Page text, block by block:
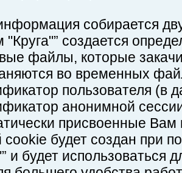
собирается
"Круга"” создается
файлы, которые
во временных
пользователя (в
анонимной
присвоенные
cookie будет создан при
и будет